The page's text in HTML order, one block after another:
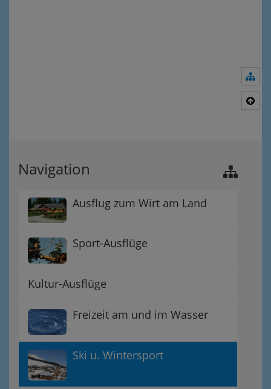
Navigation
Ausflug zum Wirt am Land
Sport-Ausflüge
Kultur-Ausflüge
Freizeit am und im Wasser
Ski u. Wintersport